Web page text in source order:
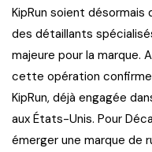
KipRun soient
des détaillants
majeure pour la marque.
cette opération
KipRun, déjà engagée
aux États-Unis. Pour
émerger une marque de